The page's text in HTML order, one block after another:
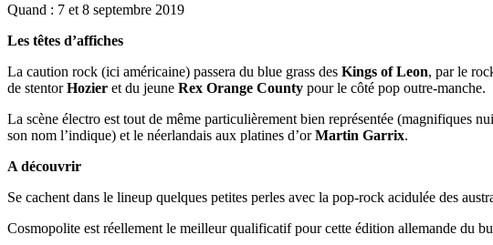
Quand : 7 et 8 septembre 2019
Les têtes d’affiches
La caution rock (ici américaine) passera du blue grass des Kings of Leon, par le
de stentorHozier et du jeune Rex Orange County pour le côté pop outre-manche.
La scène électro est tout de même particulièrement bien représentée (magnifiques
son nom l’indique) et le néerlandais aux platines d’orMartin Garrix.
A découvrir
Se cachent dans le lineup quelques petites perles avec la pop-rock acidulée des
Cosmopolite est réellement le meilleur qualificatif pour cette édition allemande du